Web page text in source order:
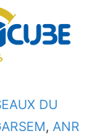
DU
, ANR